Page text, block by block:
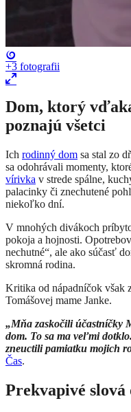
+3 fotografii
Dom, ktorý
poznajú všetci
Ich rodinný dom sa stal zo
sa odohrávali momenty,
vírivka v strede spálne,
palacinky či znechutené
niekoľko dní.
V mnohých divákoch
pokoja a hojnosti.
nechutné“, ale ako súčasť
skromná rodina.
Kritika od nápadníčok však
Tomášovej mame Janke.
„Mňa zaskočili účastníčky
dom. To sa ma veľmi
zneuctili pamiatku mojich
Čas.
Prekvapivé